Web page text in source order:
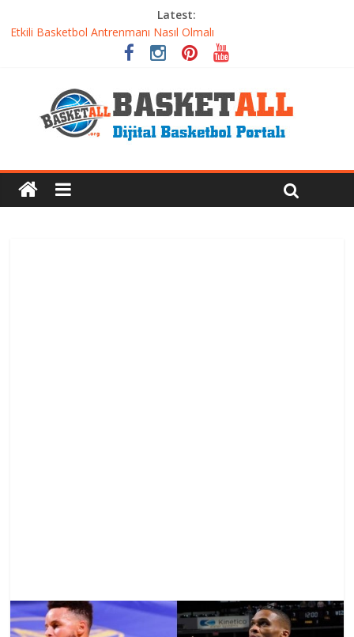
Latest:
Dünyanın En İyi Basketbol Takımı: Gerçek Şampiyon Kim?
Etkili Basketbol Antrenmanı Nasıl Olmalı
Basketbolcu Beslenmesi: Performansı Artıran Bilimsel
Basketbolda Şut Antrenmanı ve Grafik Oluşturma
Iverson’dan Kyrie’e: Top Sürme Sanatının Dramatik Evrimi